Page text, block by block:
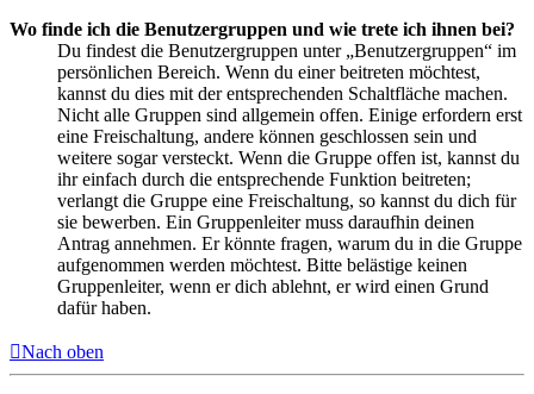
Wo finde ich die Benutzergruppen und wie trete ich ihnen bei?
Du findest die Benutzergruppen unter „Benutzergruppen“ im
persönlichen Bereich. Wenn du einer beitreten möchtest,
kannst du dies mit der entsprechenden Schaltfläche machen.
Nicht alle Gruppen sind allgemein offen. Einige erfordern erst
eine Freischaltung, andere können geschlossen sein und
weitere sogar versteckt. Wenn die Gruppe offen ist, kannst du
ihr einfach durch die entsprechende Funktion beitreten;
verlangt die Gruppe eine Freischaltung, so kannst du dich für
sie bewerben. Ein Gruppenleiter muss daraufhin deinen
Antrag annehmen. Er könnte fragen, warum du in die Gruppe
aufgenommen werden möchtest. Bitte belästige keinen
Gruppenleiter, wenn er dich ablehnt, er wird einen Grund
dafür haben.
Nach oben